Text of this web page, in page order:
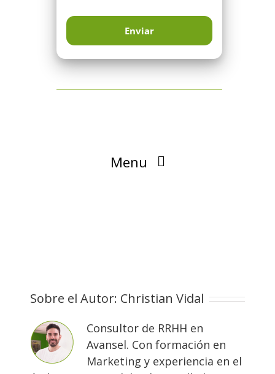
Menu
Sobre el Autor: Christian Vidal
Consultor de RRHH en
Avansel. Con formación en
Marketing y experiencia en el